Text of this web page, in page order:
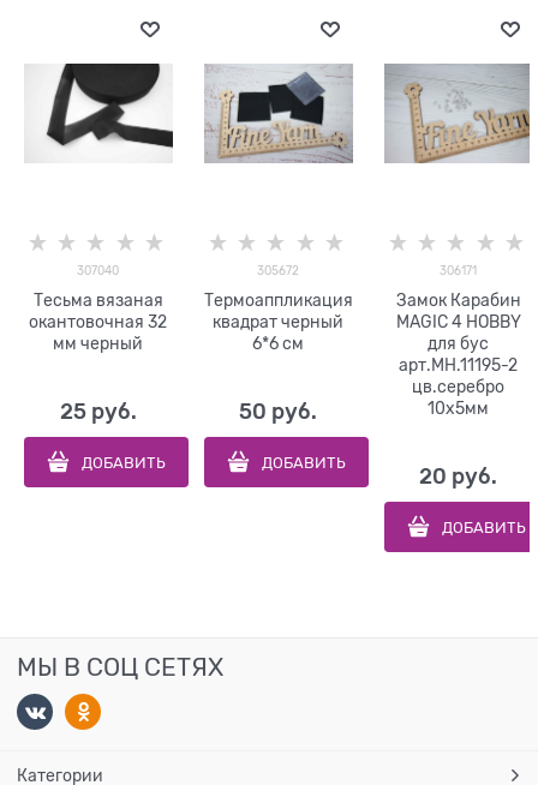
307040
Тесьма вязаная
окантовочная 32
мм черный
25 руб.
ДОБАВИТЬ
305672
Термоаппликация
квадрат черный
6*6 см
50 руб.
ДОБАВИТЬ
306171
Замок Карабин
MAGIC 4 HOBBY
для бус
арт.MH.11195-2
цв.серебро
10х5мм
20 руб.
ДОБАВИТЬ
МЫ В СОЦ СЕТЯХ
Категории